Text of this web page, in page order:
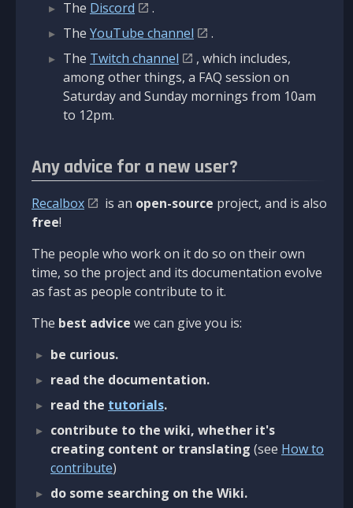
The Discord
.
The YouTube channel
.
The Twitch channel
, which includes,
among other things, a FAQ session on
Saturday and Sunday mornings from 10am
to 12pm.
Any advice for a new user?
Recalbox is an open-source project, and is also
free!
The people who work on it do so on their own
time, so the project and its documentation evolve
as fast as people contribute to it.
The best advice we can give you is:
be curious.
read the documentation.
read the tutorials.
contribute to the wiki, whether it's
creating content or translating (see How to
contribute)
do some searching on the Wiki.